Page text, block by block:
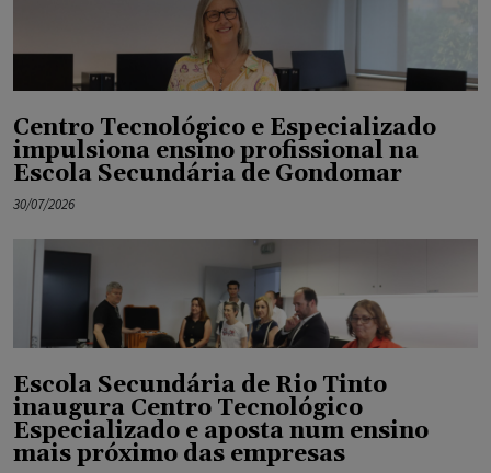
Centro Tecnológico e Especializado
impulsiona ensino profissional na
Escola Secundária de Gondomar
30/07/2026
Escola Secundária de Rio Tinto
inaugura Centro Tecnológico
Especializado e aposta num ensino
mais próximo das empresas